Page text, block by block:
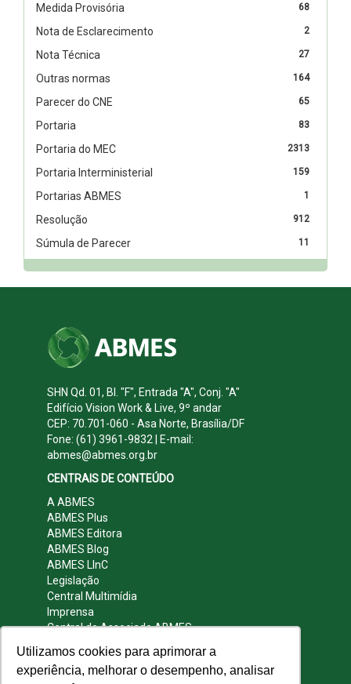
Utilizamos cookies para aprimorar a
experiência, melhorar o desempenho, analisar
68
Medida Provisória
2
Nota de Esclarecimento
27
Nota Técnica
164
Outras normas
65
Parecer do CNE
83
Portaria
2313
Portaria do MEC
159
Portaria Interministerial
1
Portarias ABMES
912
Resolução
11
Súmula de Parecer
SHN Qd. 01, Bl. "F", Entrada "A", Conj. "A"
Edifício Vision Work & Live, 9º andar
CEP: 70.701-060 - Asa Norte, Brasília/DF
Fone: (61) 3961-9832 | E-mail:
abmes@abmes.org.br
CENTRAIS DE CONTEÚDO
A ABMES
ABMES Plus
ABMES Editora
ABMES Blog
ABMES LInC
Legislação
Central Multimídia
Imprensa
Central do Associado ABMES
REDES SOCIAIS